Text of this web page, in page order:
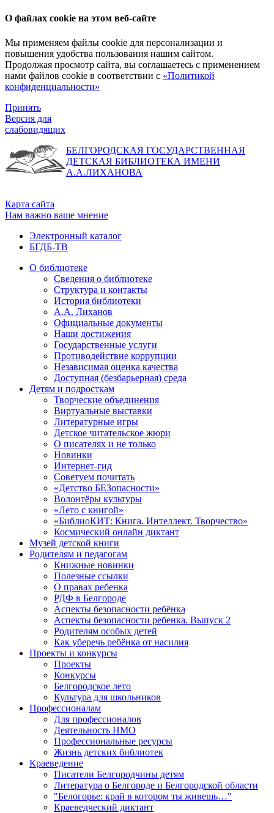
О файлах cookie на этом веб-сайте
Мы применяем файлы cookie для персонализации и
повышения удобства пользования нашим сайтом.
Продолжая просмотр сайта, вы соглашаетесь с применением
нами файлов cookie в соответствии с «Политикой
конфиденциальности»
Принять
Версия для
слабовидящих
БЕЛГОРОДСКАЯ ГОСУДАРСТВЕННАЯ
ДЕТСКАЯ БИБЛИОТЕКА ИМЕНИ
А.А.ЛИХАНОВА
Карта сайта
Нам важно ваше мнение
Электронный каталог
БГДБ-ТВ
О библиотеке
Сведения о библиотеке
Структура и контакты
История библиотеки
А.А. Лиханов
Официальные документы
Наши достижения
Государственные услуги
Противодействие коррупции
Независимая оценка качества
Доступная (безбарьерная) среда
Детям и подросткам
Творческие объединения
Виртуальные выставки
Литературные игры
Детское читательское жюри
О писателях и не только
Новинки
Интернет-гид
Советуем почитать
«Детство БЕЗопасности»
Волонтёры культуры
«Лето с книгой»
«БиблиоКИТ: Книга. Интеллект. Творчество»
Космический онлайн диктант
Музей детской книги
Родителям и педагогам
Книжные новинки
Полезные ссылки
О правах ребенка
РДФ в Белгороде
Аспекты безопасности ребёнка
Аспекты безопасности ребенка. Выпуск 2
Родителям особых детей
Как уберечь ребёнка от насилия
Проекты и конкурсы
Проекты
Конкурсы
Белгородское лето
Культура для школьников
Профессионалам
Для профессионалов
Деятельность НМО
Профессиональные ресурсы
Жизнь детских библиотек
Краеведение
Писатели Белгородчины детям
Литература о Белгороде и Белгородской области
"Белогорье: край в котором ты живешь…"
Краеведческий диктант